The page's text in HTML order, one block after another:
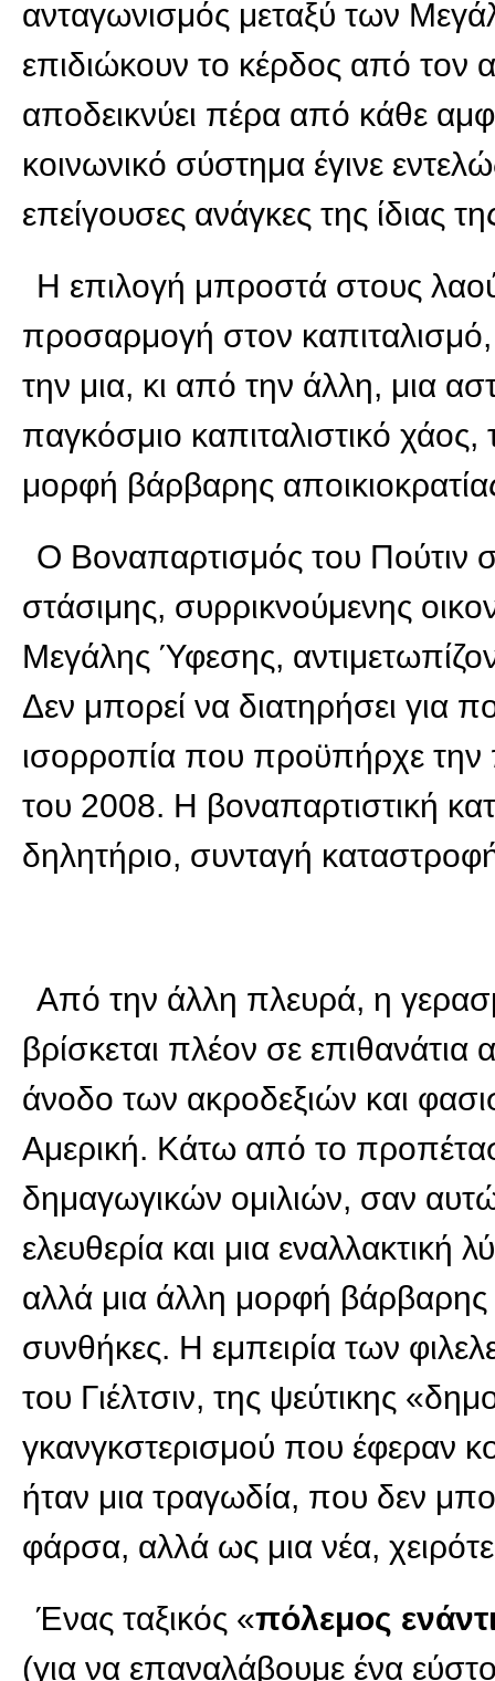
ανταγωνισμός μεταξύ των
επιδιώκουν το κέρδος από τον
αποδεικνύει πέρα από κάθε
κοινωνικό σύστημα έγινε
επείγουσες ανάγκες της ίδιας
Η επιλογή μπροστά στους
προσαρμογή στον
την μια, κι από την άλλη, μια
παγκόσμιο καπιταλιστικό
μορφή βάρβαρης
Ο Βοναπαρτισμός του Πούτιν
στάσιμης, συρρικνούμενης
Μεγάλης Ύφεσης,
Δεν μπορεί να διατηρήσει για
ισορροπία που προϋπήρχε την
του 2008. Η βοναπαρτιστική
δηλητήριο, συνταγή
Από την άλλη πλευρά, η
βρίσκεται πλέον σε
άνοδο των ακροδεξιών και
Αμερική. Κάτω από το
δημαγωγικών ομιλιών, σαν
ελευθερία και μια
αλλά μια άλλη μορφή βάρβαρης
συνθήκες. Η εμπειρία των
του Γιέλτσιν, της ψεύτικης
γκανγκστερισμού που έφεραν
ήταν μια τραγωδία, που δεν
φάρσα, αλλά ως μια νέα,
Ένας ταξικός «πόλεμος
(για να επαναλάβουμε ένα